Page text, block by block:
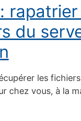
du
les
chez vous, à la